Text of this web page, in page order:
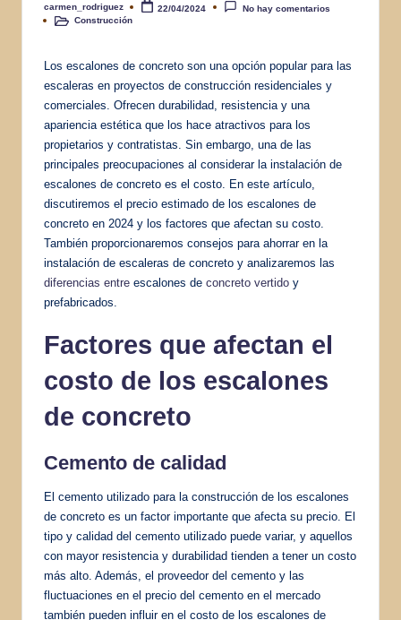
Publicado
por
carmen_rodriguez 22/04/2024
No hay comentarios
PublicadoConstrucción
Los escalones de concreto son una opción popular para las
escaleras en proyectos de construcción residenciales y
comerciales. Ofrecen durabilidad, resistencia y una
apariencia estética que los hace atractivos para los
propietarios y contratistas. Sin embargo, una de las
principales preocupaciones al considerar la instalación de
escalones de concreto es el costo. En este artículo,
discutiremos el precio estimado de los escalones de
concreto en 2024 y los factores que afectan su costo.
También proporcionaremos consejos para ahorrar en la
instalación de escaleras de concreto y analizaremos las
diferencias entre escalones de concreto vertido y
prefabricados.
Factores que afectan el
costo de los escalones
de concreto
Cemento de calidad
El cemento utilizado para la construcción de los escalones
de concreto es un factor importante que afecta su precio. El
tipo y calidad del cemento utilizado puede variar, y aquellos
con mayor resistencia y durabilidad tienden a tener un costo
más alto. Además, el proveedor del cemento y las
fluctuaciones en el precio del cemento en el mercado
también pueden influir en el costo de los escalones de